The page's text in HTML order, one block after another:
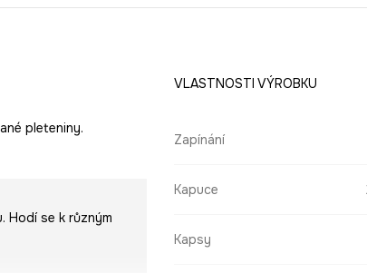
pleteniny.
Hodí se k různým
VLASTNOSTI VÝROBKU
Zapínání
Kapuce
Kapsy